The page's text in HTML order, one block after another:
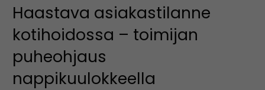
Haastava asiakastilanne
kotihoidossa – toimijan
puheohjaus
nappikuulokkeella